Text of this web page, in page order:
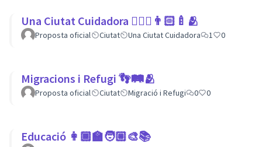
Una Ciutat Cuidadora 💆🏾‍♀️👨🏻‍🍼🫂
Proposta oficial Ciutat Una Ciutat Cuidadora 1 0
Migracions i Refugi 👣🛤🫂
Proposta oficial Ciutat Migració i Refugi 0 0
Educació 👩🏾‍🏫🧑🏼‍🎨📚